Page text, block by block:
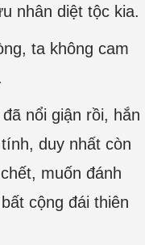
nhân diệt tộc kia.
ta không cam
nổi giận rồi, hắn
duy nhất còn
muốn đánh
cộng đái thiên